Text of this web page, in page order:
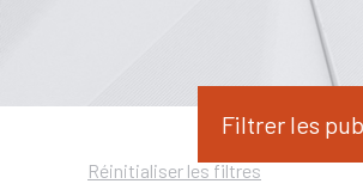
Filtrer les
Réinitialiser les filtres